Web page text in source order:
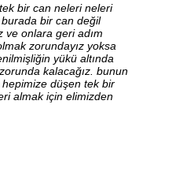
bir can neleri neleri
bir can değil
onlara geri adım
zorundayız yoksa
yükü altında
kalacağız. bunun
düşen tek bir
almak için elimizden